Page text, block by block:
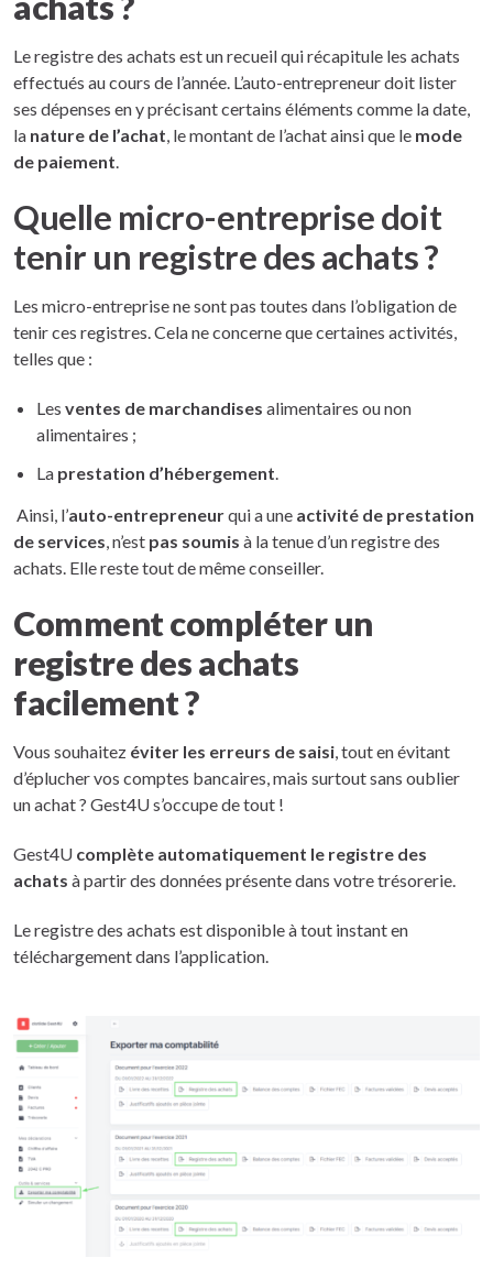
Le registre des achats est un recueil qui récapitule les achats
effectués au cours de l’année. L’auto-entrepreneur doit lister
ses dépenses en y précisant certains éléments comme la date,
la nature de l’achat, le montant de l’achat ainsi que le mode
de paiement.
Quelle micro-entreprise doit
tenir un registre des achats ?
Les micro-entreprise ne sont pas toutes dans l’obligation de
tenir ces registres. Cela ne concerne que certaines activités,
telles que :
Les ventes de marchandises alimentaires ou non
alimentaires ;
La prestation d’hébergement
Ainsi, l’auto-entrepreneurqui a une activité de prestation
de services , n’est pas soumis à la tenue d’un registre des
achats. Elle reste tout de même conseiller.
Comment compléter un
registre des achats
facilement ?
Vous souhaitez éviter les erreurs de saisi , tout en évitant
d’éplucher vos comptes bancaires, mais surtout sans oublier
un achat ? Gest4U s’occupe de tout !
Gest4U complète automatiquement le registre des
achats à partir des données présente dans votre trésorerie.
Le registre des achats est disponible à tout instant en
téléchargement dans l’application.